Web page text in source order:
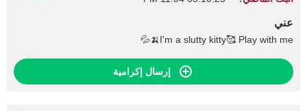
عني
I'm a slutty kitty🥰 Play with me🍌💦
إرسال إكرامية